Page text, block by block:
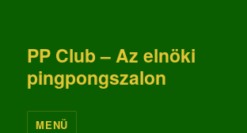
PP Club – Az elnöki
pingpongszalon
MENÜ